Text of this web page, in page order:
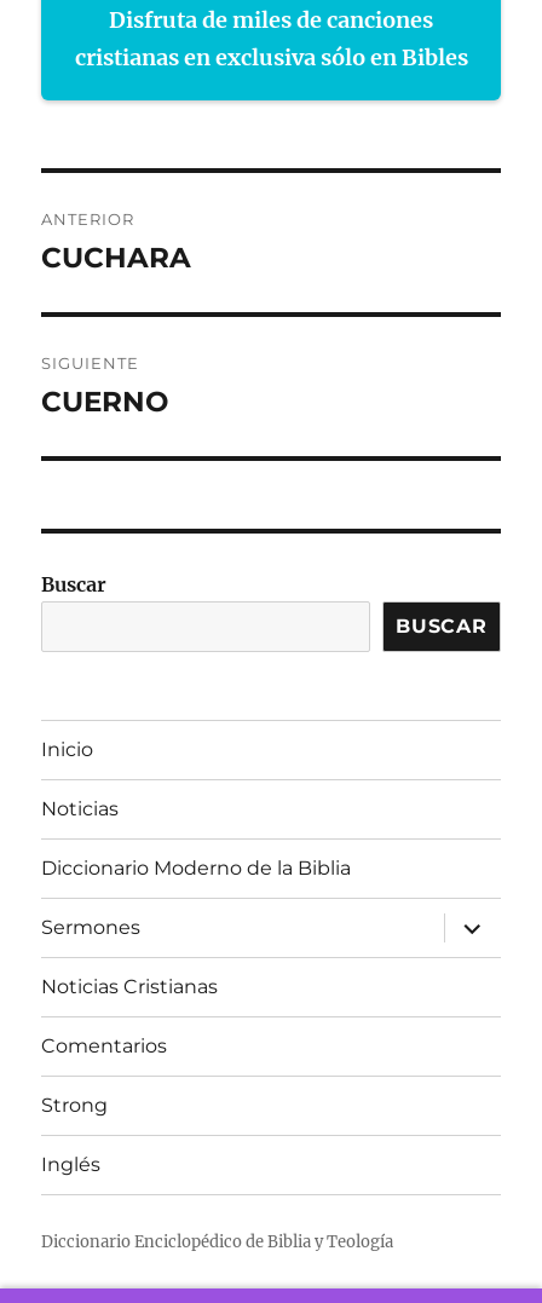
Disfruta de miles de canciones
cristianas en exclusiva sólo en Bibles
de
ANTERIOR
Entrada
CUCHARA
SIGUIENTE
Entrada
CUERNO
Buscar
BUSCAR
Inicio
Noticias
Diccionario Moderno de la Biblia
Sermones
expandir
el
menú
Noticias Cristianas
Comentarios
Strong
Inglés
Diccionario Enciclopédico de Biblia y Teología